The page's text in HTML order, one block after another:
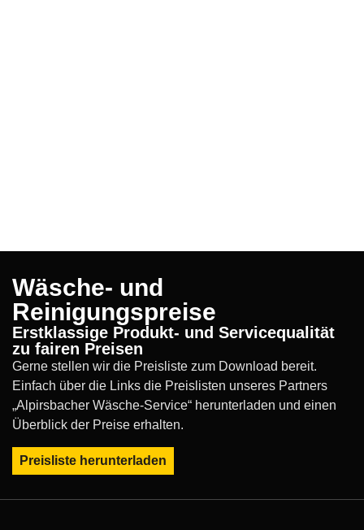
Wäsche- und
Reinigungspreise
Erstklassige Produkt- und Servicequalität
zu fairen Preisen
Gerne stellen wir die Preisliste zum Download bereit.
Einfach über die Links die Preislisten unseres Partners
„Alpirsbacher Wäsche-Service“ herunterladen und einen
Überblick der Preise erhalten.
Preisliste herunterladen